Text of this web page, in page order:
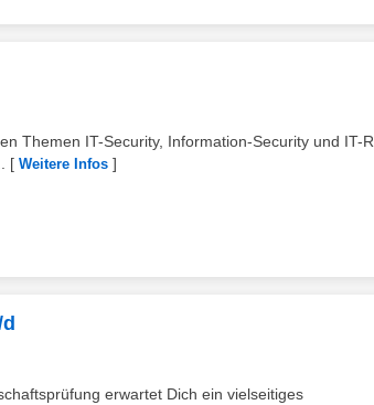
Themen IT-Security, Information-Security und IT-
[ Weitere Infos ]
erwartet Dich ein vielseitiges